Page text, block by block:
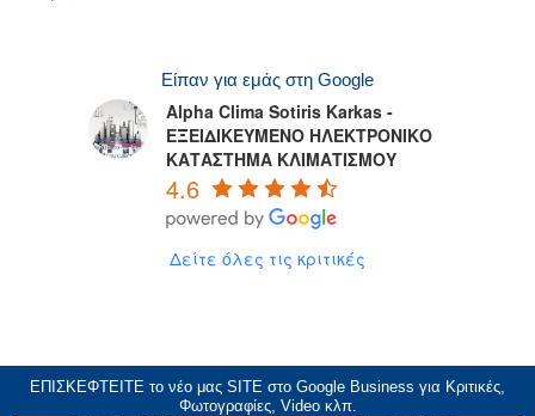
Είπαν για εμάς στη Google
Alpha Clima Sotiris Karkas -
ΕΞΕΙΔΙΚΕΥΜΕΝΟ ΗΛΕΚΤΡΟΝΙΚΟ
ΚΑΤΑΣΤΗΜΑ ΚΛΙΜΑΤΙΣΜΟΥ
4.6
Δείτε όλες τις κριτικές
ΕΠΙΣΚΕΦΤΕΙΤΕ το νέο μας SITE στο Google Business για Κριτικές,
Φωτογραφίες, Video κλπ.